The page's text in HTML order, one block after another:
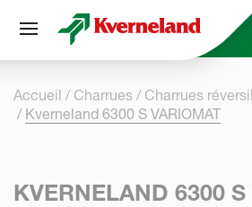
Skip to
Accueil Charrues
Charrues
Kverneland 6300 S VARIOMAT
KVERNELAND 6300 S
Panneau de gestion des cookies